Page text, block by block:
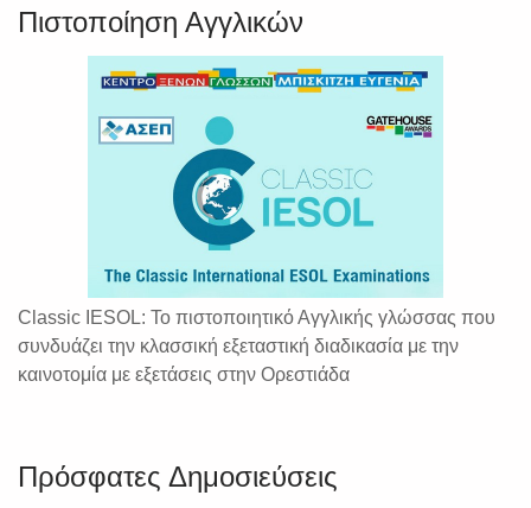
Πιστοποίηση Αγγλικών
Classic IESOL: Το πιστοποιητικό Αγγλικής γλώσσας που
συνδυάζει την κλασσική εξεταστική διαδικασία με την
καινοτομία με εξετάσεις στην Ορεστιάδα
Πρόσφατες Δημοσιεύσεις